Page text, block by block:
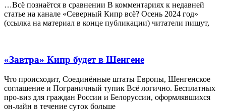
…Всё познаётся в сравнении В комментариях к недавней
статье на канале «Северный Кипр всё? Осень 2024 год»
(ссылка на материал в конце публикации) читатели пишут,
«Завтра» Кипр будет в Шенгене
Что происходит, Соединённые штаты Европы, Шенгенское
соглашение и Пограничный тупик Всё логично. Бесплатных
про-виз для граждан России и Белоруссии, оформлявшихся
он-лайн в течение суток больше